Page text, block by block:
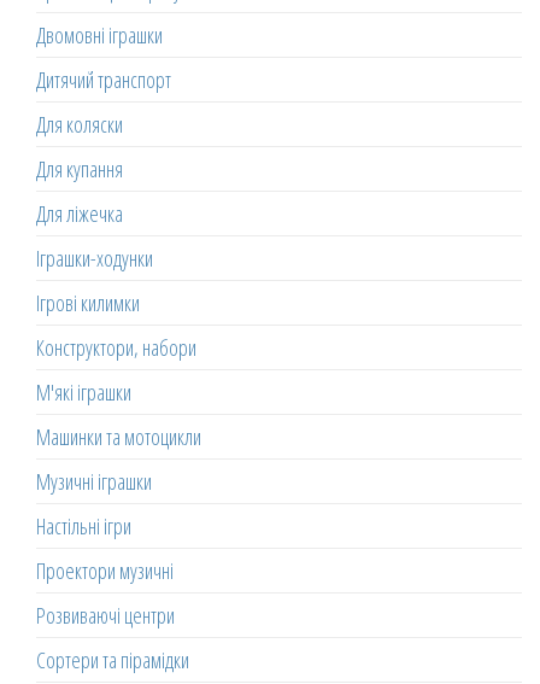
Двомовні іграшки
Дитячий транспорт
Для коляски
Для купання
Для ліжечка
Іграшки-ходунки
Ігрові килимки
Конструктори, набори
М'які іграшки
Машинки та мотоцикли
Музичні іграшки
Настільні ігри
Проектори музичні
Розвиваючі центри
Сортери та пірамідки